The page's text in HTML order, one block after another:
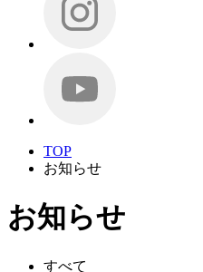
TOP
お知らせ
お知らせ
すべて